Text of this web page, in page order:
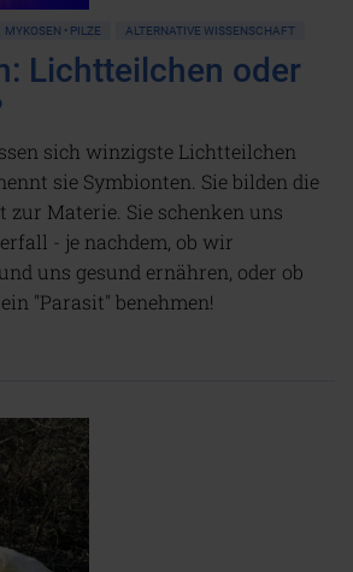
MYKOSEN • PILZE ALTERNATIVE WISSENSCHAFT
Lichtteilchen oder
sich winzigste Lichtteilchen
sie Symbionten. Sie bilden die
zur Materie. Sie schenken uns
- je nachdem, ob wir
uns gesund ernähren, oder ob
"Parasit" benehmen!